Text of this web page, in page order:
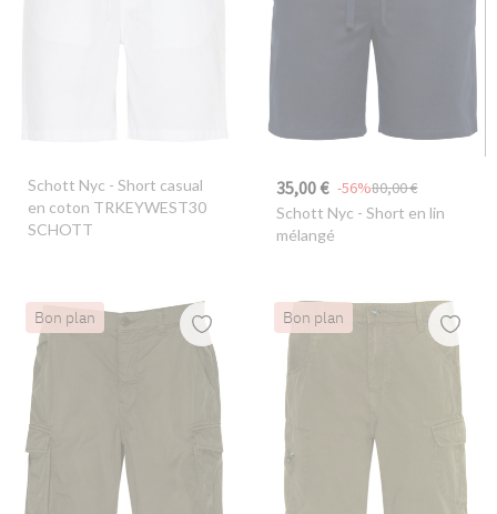
Schott Nyc - Short casual
en coton TRKEYWEST30
SCHOTT
35,00 € 80,00 €
-56%
Schott Nyc - Short en lin
mélangé
Bon plan Bon plan